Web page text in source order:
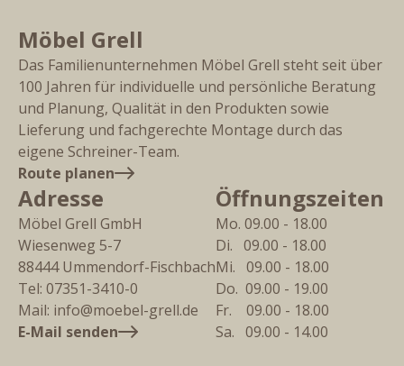
Möbel Grell
Das Familienunternehmen Möbel Grell steht seit über
100 Jahren für individuelle und persönliche Beratung
und Planung, Qualität in den Produkten sowie
Lieferung und fachgerechte Montage durch das
eigene Schreiner-Team.
Route planen
Adresse
Möbel Grell GmbH
Wiesenweg 5-7
88444 Ummendorf-Fischbach
Tel: 07351-3410-0
Mail: info@moebel-grell.de
E-Mail senden
Öffnungszeiten
Mo. 09.00 - 18.00
Di.   09.00 - 18.00
Mi.   09.00 - 18.00
Do.  09.00 - 19.00
Fr.    09.00 - 18.00
Sa.   09.00 - 14.00